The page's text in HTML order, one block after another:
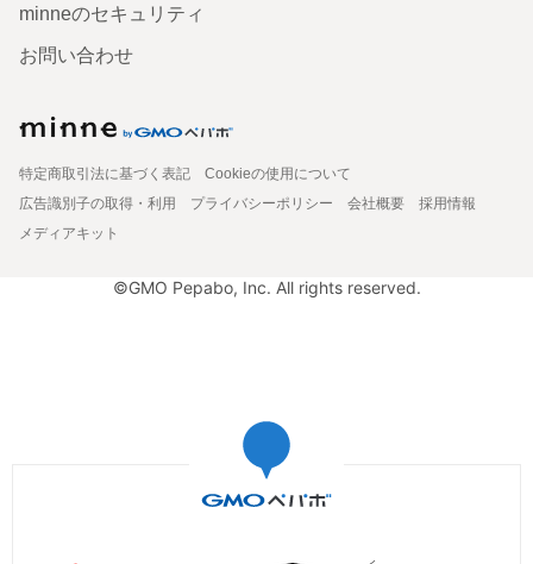
minneのセキュリティ
お問い合わせ
特定商取引法に基づく表記
Cookieの使用について
広告識別子の取得・利用
プライバシーポリシー 会社概要
採用情報
メディアキット
©GMO Pepabo, Inc. All rights reserved.